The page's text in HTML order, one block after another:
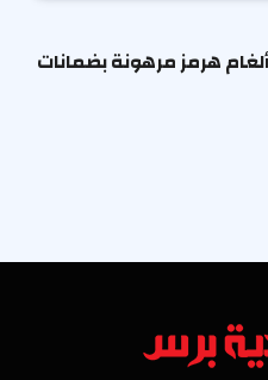
هرمز مرهونة بضمانات